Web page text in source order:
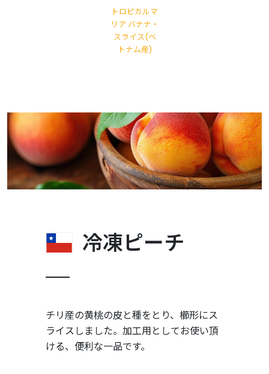
トロピカルマ
リア バナナ・
スライス(ベ
トナム産)
冷凍ピーチ
チリ産の黄桃の皮と種をとり、櫛形にス
ライスしました。加工用としてお使い頂
ける、便利な一品です。